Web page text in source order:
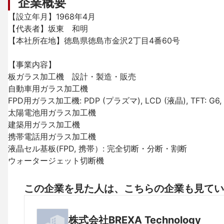
【設立年月】1968年4月
【代表者】坂東　和明
【本社所在地】徳島県徳島市金沢2丁目4番60号
【事業内容】
板ガラス加工機　設計・製造・販売
自動車用ガラス加工機
FPD用ガラス加工機: PDP (プラズマ), LCD (液晶), TFT:
太陽電池用ガラス加工機
建築用ガラス加工機
携帯電話用ガラス加工機
液晶セル基板(FPD, 携帯）: 完全切断・分断・割断
ウォータージェット切断機
この企業を見た人は、こちらの企業も見て
株式会社BREXA Technology